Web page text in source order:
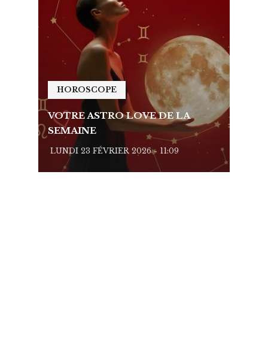
HOROSCOPE
VOTRE ASTRO LOVE DE LA
SEMAINE
LUNDI 23 FÉVRIER 2026 - 11:09